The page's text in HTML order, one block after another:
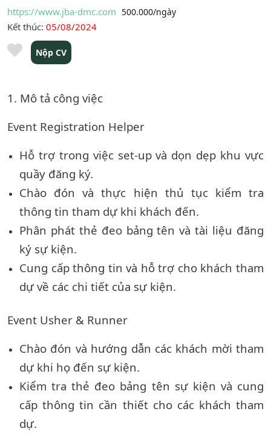
https://www.jba-dmc.com 500.000/ngày
Kết thúc: 05/08/2024
Nộp CV
1. Mô tả công việc
Event Registration Helper
Hỗ trợ trong việc set-up và dọn dẹp khu vực
quầy đăng ký.
Chào đón và thực hiện thủ tục kiểm tra
thông tin tham dự khi khách đến.
Phân phát thẻ đeo bảng tên và tài liệu đăng
ký sự kiện.
Cung cấp thông tin và hỗ trợ cho khách tham
dự về các chi tiết của sự kiện.
Event Usher & Runner
Chào đón và hướng dẫn các khách mời tham
dự khi họ đến sự kiện.
Kiểm tra thẻ đeo bảng tên sự kiện và cung
cấp thông tin cần thiết cho các khách tham
dự.